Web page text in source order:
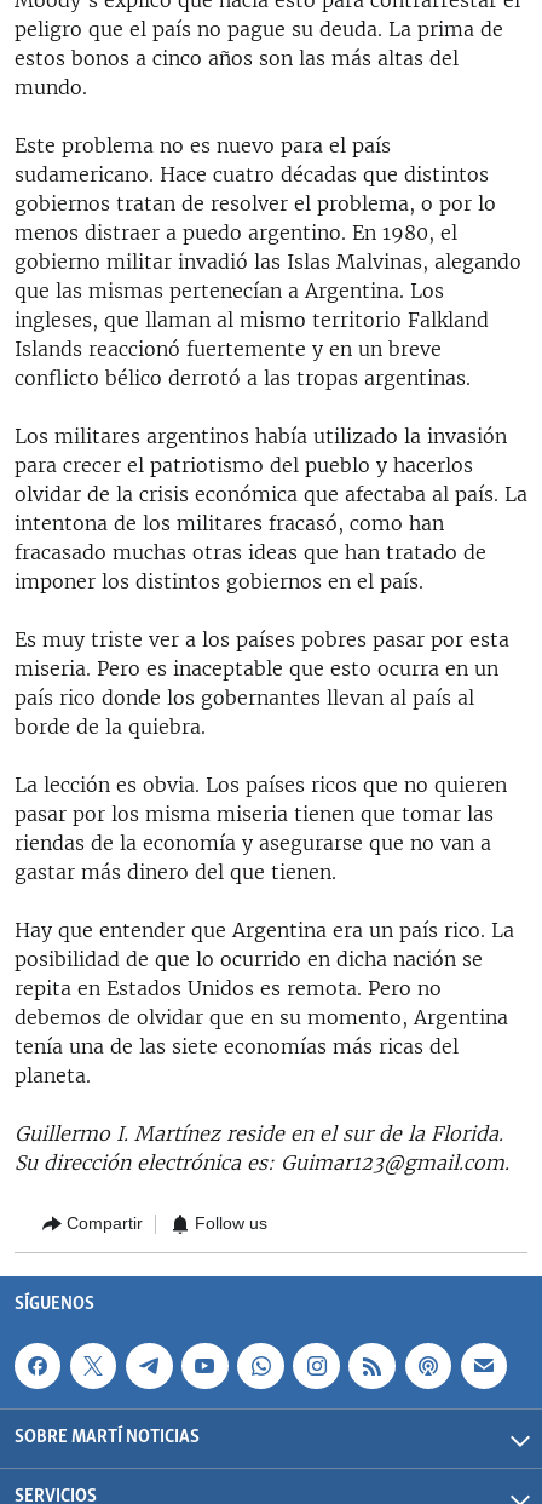
peligro que el país no pague su deuda. La prima de
estos bonos a cinco años son las más altas del
mundo.
Este problema no es nuevo para el país
sudamericano. Hace cuatro décadas que distintos
gobiernos tratan de resolver el problema, o por lo
menos distraer a puedo argentino. En 1980, el
gobierno militar invadió las Islas Malvinas, alegando
que las mismas pertenecían a Argentina. Los
ingleses, que llaman al mismo territorio Falkland
Islands reaccionó fuertemente y en un breve
conflicto bélico derrotó a las tropas argentinas.
Los militares argentinos había utilizado la invasión
para crecer el patriotismo del pueblo y hacerlos
olvidar de la crisis económica que afectaba al país. La
intentona de los militares fracasó, como han
fracasado muchas otras ideas que han tratado de
imponer los distintos gobiernos en el país.
Es muy triste ver a los países pobres pasar por esta
miseria. Pero es inaceptable que esto ocurra en un
país rico donde los gobernantes llevan al país al
borde de la quiebra.
La lección es obvia. Los países ricos que no quieren
pasar por los misma miseria tienen que tomar las
riendas de la economía y asegurarse que no van a
gastar más dinero del que tienen.
Hay que entender que Argentina era un país rico. La
posibilidad de que lo ocurrido en dicha nación se
repita en Estados Unidos es remota. Pero no
debemos de olvidar que en su momento, Argentina
tenía una de las siete economías más ricas del
planeta.
Guillermo I. Martínez reside en el sur de la Florida.
Su dirección electrónica es: Guimar123@gmail.com.
Compartir Follow us
SÍGUENOS
SOBRE MARTÍ NOTICIAS
SERVICIOS